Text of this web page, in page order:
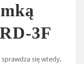
3F
się wtedy,